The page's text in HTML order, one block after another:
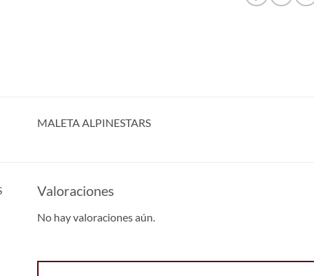
MALETA ALPINESTARS
Valoraciones
No hay valoraciones aún.